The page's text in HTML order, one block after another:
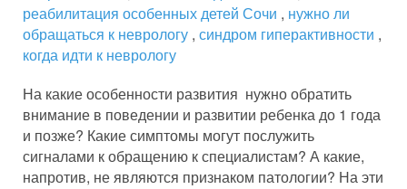
реабилитация особенных детей Сочи , нужно ли
обращаться к неврологу , синдром гиперактивности ,
когда идти к неврологу
На какие особенности развития нужно обратить
внимание в поведении и развитии ребенка до 1 года
и позже? Какие симптомы могут послужить
сигналами к обращению к специалистам? А какие,
напротив, не являются признаком патологии? На эти